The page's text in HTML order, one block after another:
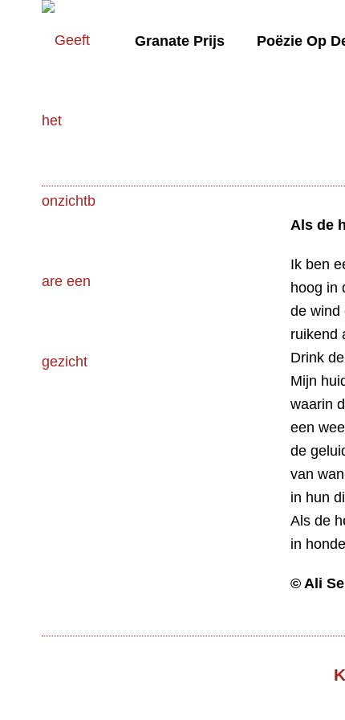
Granate Prijs Poëzie Op
Als de
Ik ben
hoog in
de wind
ruikend
Drink
Mijn
waarin
een
de
van
in hun
Als de
in
© Ali